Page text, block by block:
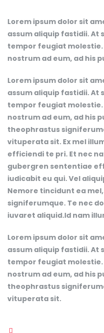
Lorem ipsum dolor sit
assum aliquip fastidii. At
tempor feugiat
nostrum ad eum, ad his
Lorem ipsum dolor sit
assum aliquip fastidii. At
tempor feugiat
nostrum ad eum, ad his
theophrastus
vituperata sit. Ex mel
efficiendi te pri. Et nec
gubergren sententiae
iudicabit eu qui. Vel
Nemore tincidunt ea
signiferumque. Te nec
iuvaret aliquid.Id nam
Lorem ipsum dolor sit
assum aliquip fastidii. At
tempor feugiat
nostrum ad eum, ad his
theophrastus
vituperata sit.